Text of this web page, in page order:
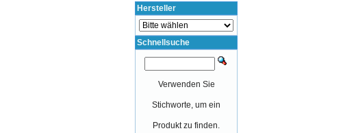
Hersteller
Schnellsuche
Verwenden Sie
Stichworte, um ein
Produkt zu finden.